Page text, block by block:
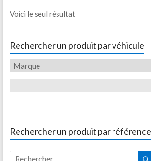
Voici le seul résultat
Rechercher un produit par véhicule
Rechercher un produit par référence